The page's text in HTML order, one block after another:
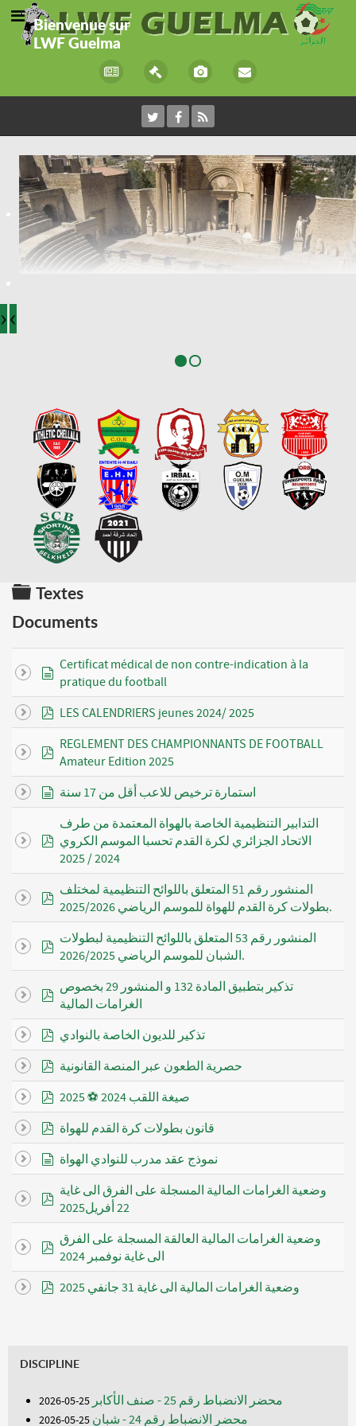
Bienvenue sur
LWF Guelma
›‹
Dossier
Textes
Documents
document
Certificat médical de non contre-indication à la
pratique du football
pdf
LES CALENDRIERS jeunes 2024/ 2025
pdf
REGLEMENT DES CHAMPIONNANTS DE FOOTBALL
Amateur Edition 2025
documentاستمارة ترخيص للاعب أقل من 17 سنة
pdf
التدابير التنظيمية الخاصة بالهواة المعتمدة من طرف
الاتحاد الجزائري لكرة القدم تحسبا الموسم الكروي
2024 / 2025
pdf
المنشور رقم 51 المتعلق باللوائح التنظيمية لمختلف
بطولات كرة القدم للهواة للموسم الرياضي 2025/2026.
pdf
المنشور رقم 53 المتعلق باللوائح التنظيمية لبطولات
الشبان للموسم الرياضي 2026/2025.
pdf
تذكير بتطبيق المادة 132 و المنشور 29 بخصوص
pdf
تذكير للديون الخاصة بالنوادي
pdf
حصرية الطعون عبر المنصة القانونية
pdf صيغة اللقب 2024 ⚽ 2025
pdf
document
نموذج عقد مدرب للنوادي الهواة
pdf
وضعية الغرامات المالية المسجلة على الفرق الى غاية
22 أفريل2025
pdf
وضعية الغرامات المالية العالقة المسجلة على الفرق
الى غاية نوفمبر 2024
pdf وضعية الغرامات المالية الى غاية 31 جانفي 2025
DISCIPLINE
محضر الانضباط رقم 25 - صنف الأكابر 25-05-2026
محضر الانضباط رقم 24 - شبان 25-05-2026